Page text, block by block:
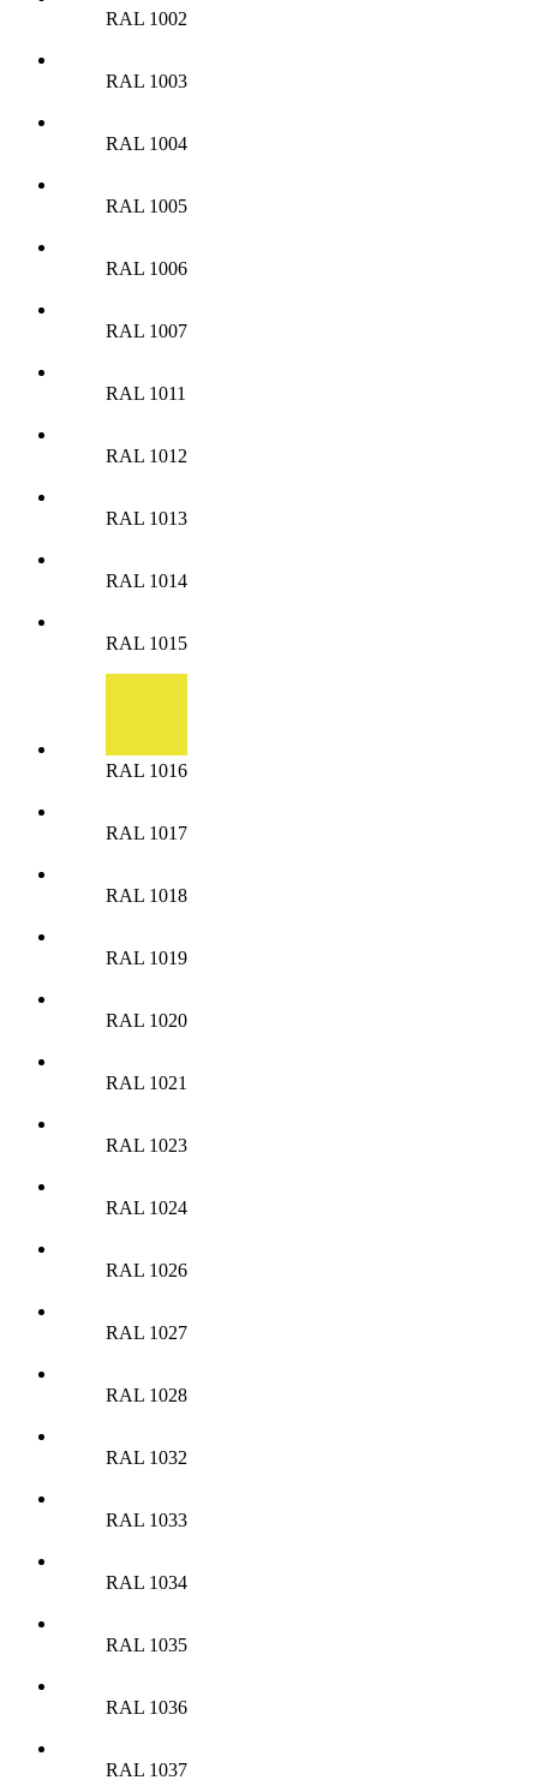
RAL 1002
RAL 1003
RAL 1004
RAL 1005
RAL 1006
RAL 1007
RAL 1011
RAL 1012
RAL 1013
RAL 1014
RAL 1015
RAL 1016
RAL 1017
RAL 1018
RAL 1019
RAL 1020
RAL 1021
RAL 1023
RAL 1024
RAL 1026
RAL 1027
RAL 1028
RAL 1032
RAL 1033
RAL 1034
RAL 1035
RAL 1036
RAL 1037